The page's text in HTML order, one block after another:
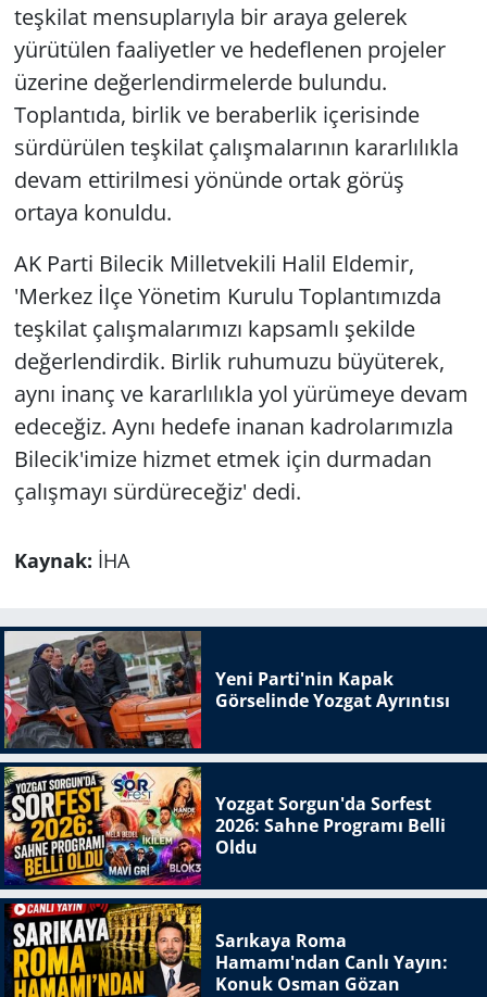
teşkilat mensuplarıyla bir araya gelerek
yürütülen faaliyetler ve hedeflenen projeler
üzerine değerlendirmelerde bulundu.
Toplantıda, birlik ve beraberlik içerisinde
sürdürülen teşkilat çalışmalarının kararlılıkla
devam ettirilmesi yönünde ortak görüş
ortaya konuldu.
AK Parti Bilecik Milletvekili Halil Eldemir,
'Merkez İlçe Yönetim Kurulu Toplantımızda
teşkilat çalışmalarımızı kapsamlı şekilde
değerlendirdik. Birlik ruhumuzu büyüterek,
aynı inanç ve kararlılıkla yol yürümeye devam
edeceğiz. Aynı hedefe inanan kadrolarımızla
Bilecik'imize hizmet etmek için durmadan
çalışmayı sürdüreceğiz' dedi.
Kaynak: İHA
Yeni Parti'nin Kapak
Görselinde Yozgat Ayrıntısı
Yozgat Sorgun'da Sorfest
2026: Sahne Programı Belli
Oldu
Sarıkaya Roma
Hamamı'ndan Canlı Yayın:
Konuk Osman Gözan